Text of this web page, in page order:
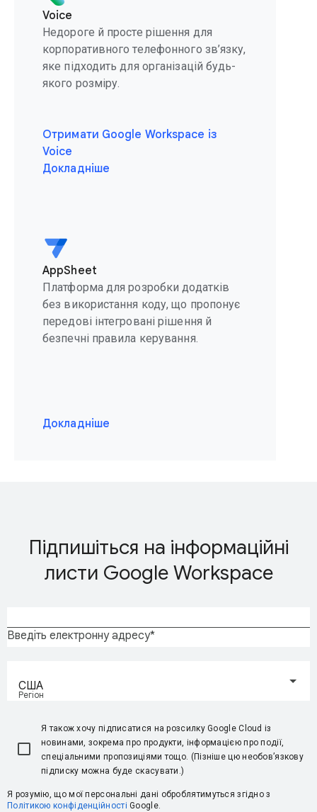
Voice
Недороге й просте рішення для
корпоративного телефонного зв’язку,
яке підходить для організацій будь-
якого розміру.
Отримати Google Workspace із
Voice
Докладніше
AppSheet
Платформа для розробки додатків
без використання коду, що пропонує
передові інтегровані рішення й
безпечні правила керування.
Докладніше
Підпишіться на інформаційні
листи Google Workspace
Введіть електронну адресу
Регіон
США
Я також хочу підписатися на розсилку Google Cloud із
новинами, зокрема про продукти, інформацією про події,
спеціальними пропозиціями тощо. (Пізніше цю необов’язкову
підписку можна буде скасувати.)
Я розумію, що мої персональні дані оброблятимуться згідно з
Політикою конфіденційності Google.